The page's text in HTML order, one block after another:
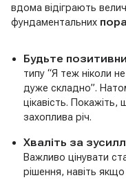
вдома відіграють
фундаментальних
Будьте
типу “Я теж ніколи
дуже складно”.
цікавість.
захоплива річ.
Хваліть за
Важливо цінувати
рішення, навіть